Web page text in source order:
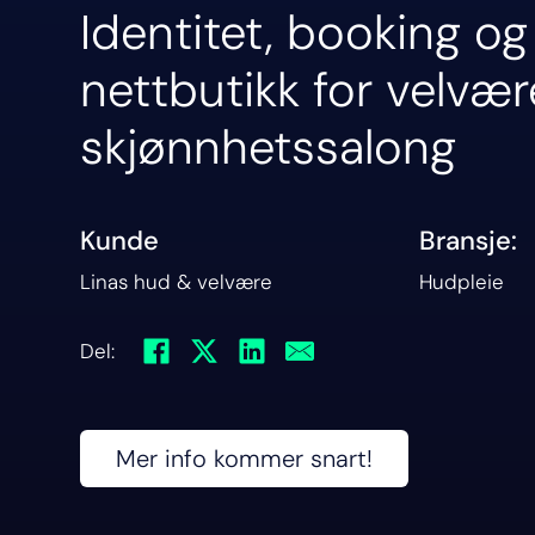
Identitet, booking og
nettbutikk for
skjønnhetssalong
Kunde
Linas hud & velvære
Bransje:
Hudpleie
Del:
Mer info kommer snart!